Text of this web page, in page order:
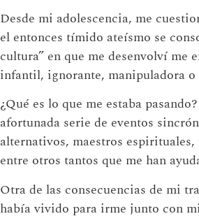
Desde mi adolescencia, me
el entonces tímido ateísmo se
cultura” en que me desenvolví me
infantil, ignorante, manipuladora
¿Qué es lo que me estaba
afortunada serie de eventos
alternativos, maestros
entre otros tantos que me han
Otra de las consecuencias de mi
había vivido para irme junto con